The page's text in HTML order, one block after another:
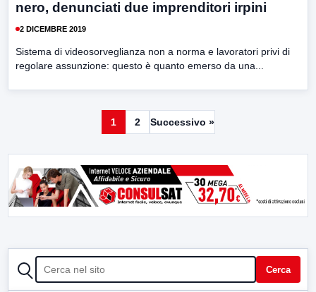
nero, denunciati due imprenditori irpini
2 DICEMBRE 2019
Sistema di videosorveglianza non a norma e lavoratori privi di
regolare assunzione: questo è quanto emerso da una...
1 2 Successivo »
CERCA Cerca